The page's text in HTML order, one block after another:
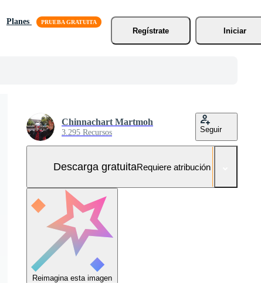
Planes
Regístrate
Iniciar
Chinnachart Martmoh
3.295 Recursos Seguir
Descarga gratuitaRequiere atribución
Reimagina esta imagen